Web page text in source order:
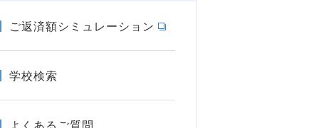
ご返済額シミュレーション
学校検索
よくあるご質問